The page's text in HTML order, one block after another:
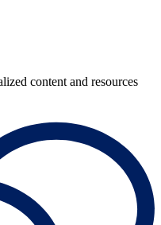
content and resources